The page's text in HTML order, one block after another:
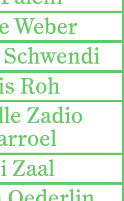
Weber
Roh
Zadio
Zaal